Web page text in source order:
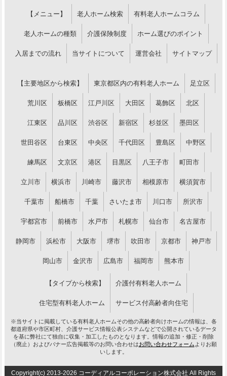
【メニュー】 老人ホーム検索 有料老人ホームコラム
老人ホームの種類 介護保険制度 ホーム選びのポイント
入居までの流れ 当サイトについて 運営会社 サイトマップ
【主要地区から検索】 東京都区内の有料老人ホーム 足立区
荒川区 板橋区 江戸川区 大田区 葛飾区 北区
江東区 品川区 渋谷区 新宿区 杉並区 墨田区
世田谷区 台東区 中央区 千代田区 豊島区 中野区
練馬区 文京区 港区 目黒区 八王子市 町田市
立川市 横浜市 川崎市 藤沢市 相模原市 横須賀市
千葉市 船橋市 千葉 さいたま市 川口市 所沢市
宇都宮市 前橋市 水戸市 札幌市 仙台市 名古屋市
静岡市 浜松市 大阪市 堺市 吹田市 京都市 神戸市
岡山市 金沢市 広島市 福岡市 熊本市
【タイプから検索】 介護付有料老人ホーム
住宅型有料老人ホーム サービス付高齢者向住宅
※当サイトに掲載している有料老人ホームその他の高齢者向けホームの情報は、各
都道府県や市区町村、介護サービス情報公表システムなどで公開されているデータ
を基に弊社にて独自に収集・加工したものとなります。情報の追加・修正・削除
（廃止）およびバナー広告掲載等のお問い合わせはお問い合わせフォーム よりお願
いします。
Copyright(c) 2013-2026 コーディアルコーポレーション株式会社 All Rights